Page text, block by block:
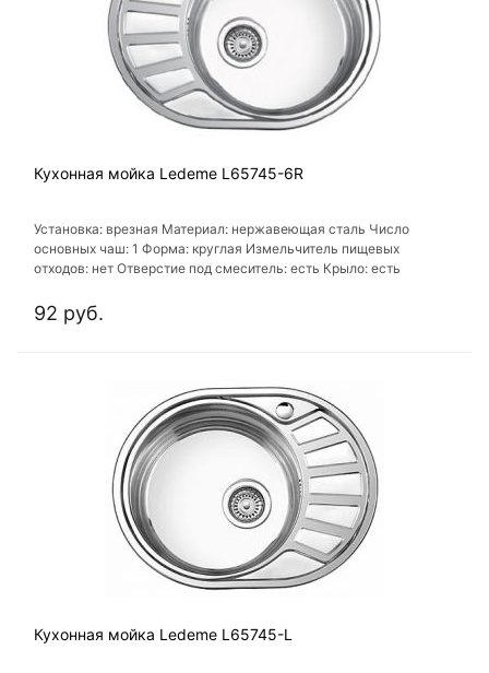
Кухонная мойка Ledeme L65745-6R
Установка: врезная Материал: нержавеющая сталь Число
основных чаш: 1 Форма: круглая Измельчитель пищевых
отходов: нет Отверстие под смеситель: есть Крыло: есть
92 руб.
Кухонная мойка Ledeme L65745-L